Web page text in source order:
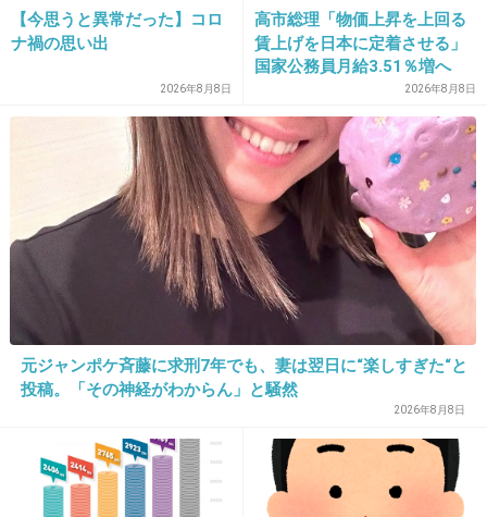
2013/10/16(水) 13:54:50
てっちゃん、、、仕事は選ぼうよ
出典：stat.profile.ameba.jp
+500 -17
2013/10/16(水) 13:54:59
遠目から見たとき、中島知子がほんとに美奈子
に見えた!!
マジでこんな映画、誰が見るんだ…!?
+136 -5
【今思うと異常だった】コロ
ナ禍の思い出
2026年8月8日
高市総理「物価上昇を上回る
賃上げを日本に定着させる」
国家公務員月給3.51％増へ
2026年8月8日
元ジャンポケ斉藤に求刑7年でも、妻は翌日に“楽しすぎた“と
投稿。「その神経がわからん」と騒然
2026年8月8日